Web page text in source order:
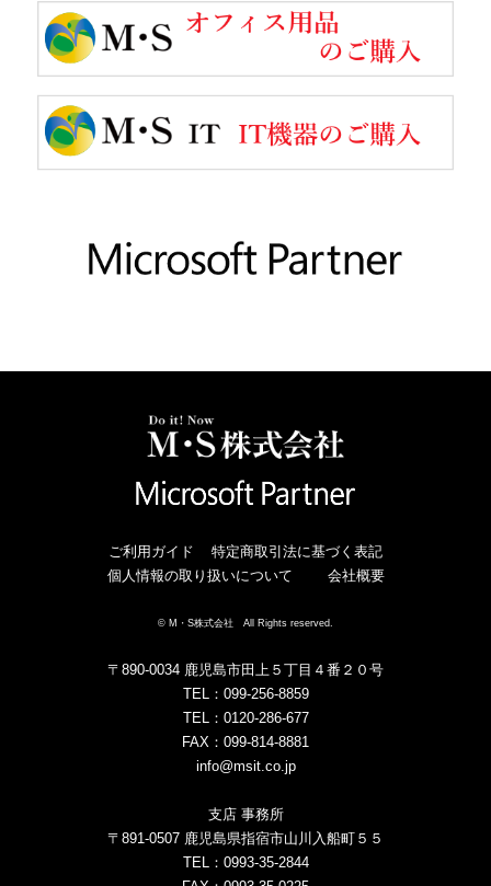
ご利用ガイド
特定商取引法に基づく表記
個人情報の取り扱いについて
会社概要
© M・S株式会社 All Rights reserved.
〒890-0034 鹿児島市田上５丁目４番２０号
TEL：099-256-8859
TEL：0120-286-677
FAX：099-814-8881
info@msit.co.jp
支店 事務所
〒891-0507 鹿児島県指宿市山川入船町５５
TEL：0993-35-2844